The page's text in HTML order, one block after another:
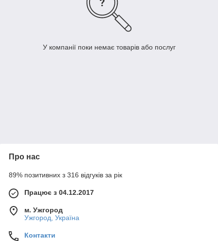
У компанії поки немає товарів або послуг
Про нас
89% позитивних з 316 відгуків за рік
Працює з 04.12.2017
м. Ужгород
Ужгород, Україна
Контакти